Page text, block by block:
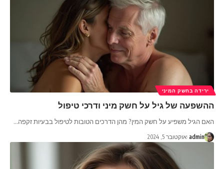
ירידה בחשק המיני
ההשפעה של גיל על חשק מיני ודרכי טיפול
האם הגיל משפיע על חשק המין? מהן הדרכים הטובות לטיפול בבעיות זקפה…
admin אוקטובר 5, 2024